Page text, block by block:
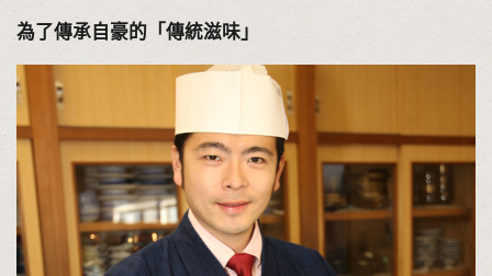
為了傳承自豪的「傳統滋味」